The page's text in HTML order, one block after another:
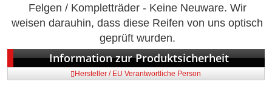
Felgen / Kompletträder - Keine Neuware. Wir
weisen darauhin, dass diese Reifen von uns optisch
geprüft wurden.
Information zur Produktsicherheit
Hersteller / EU Verantwortliche Person